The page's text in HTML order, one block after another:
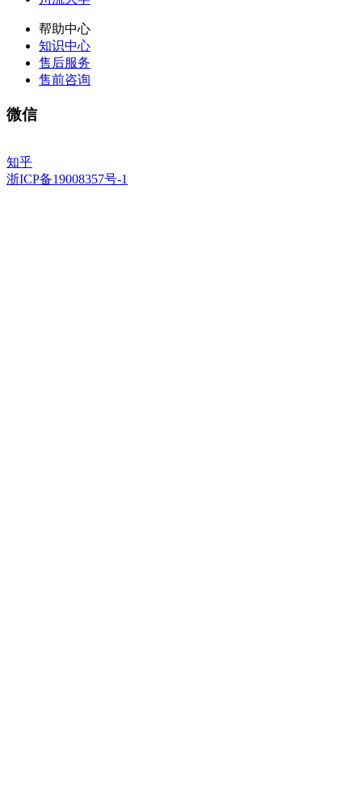
帮助中心
知识中心
售后服务
售前咨询
微信
知乎
浙ICP备19008357号-1